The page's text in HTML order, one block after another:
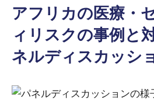
アフリカの医療・
ィリスクの事例と
ネルディスカッシ